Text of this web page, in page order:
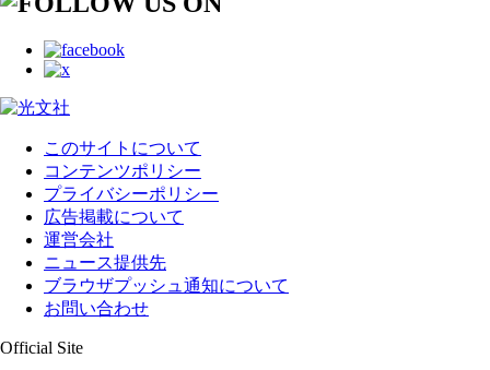
このサイトについて
コンテンツポリシー
プライバシーポリシー
広告掲載について
運営会社
ニュース提供先
ブラウザプッシュ通知について
お問い合わせ
Official Site